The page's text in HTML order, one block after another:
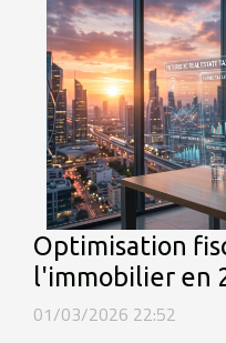
Optimisation
l'immobilier en
01/03/2026 22:52